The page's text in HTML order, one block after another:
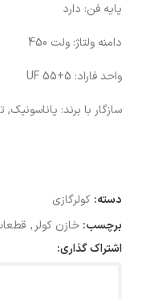
پایه فن: دارد
دامنه ولتاژ: ولت 450
واحد فاراد: UF 55+5
سازگار با برند: پاناسونیک,
دسته: کولرگازی
برچسب: خازن کولر ,
اشتراک گذاری: